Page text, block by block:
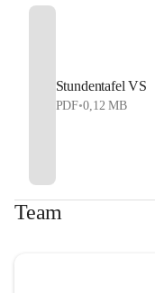
Stundentafel VS
PDF•0,12 MB
Team